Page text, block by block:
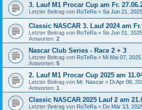
3. Lauf M1 Procar Cup am Fr.
Letzter Beitrag von RoTeRa « Sa Jun 21,
Classic NASCAR 3. Lauf 2024 am
Letzter Beitrag von RoTeRa « So Jun 01,
Antworten: 2
Nascar Club Series - Race 2 + 3
Letzter Beitrag von RoTeRa « Mi Mai 07,
Antworten: 5
2. Lauf M1 Procar Cup 2025 am
Letzter Beitrag von Mr. Nascar « Di Apr 08,
Antworten: 1
Classic NASCAR 2025 Lauf 2 am
Letzter Beitrag von RoTeRa « Do Mär 13,